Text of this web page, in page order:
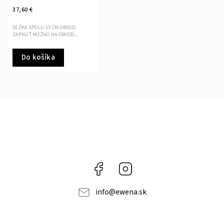
37,60 €
Do košíka
DĹŽKA SPOLU 25 CM OBVOD.
ZAPNÚŤ MOŽNO NA OBVOD:...
Facebook
info@ewena.sk